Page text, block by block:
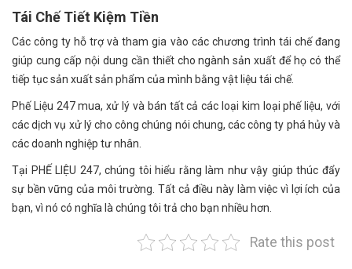
Tái Chế Tiết Kiệm Tiền
Các công ty hỗ trợ và tham gia vào các chương trình tái chế đang
giúp cung cấp nội dung cần thiết cho ngành sản xuất để họ có thể
tiếp tục sản xuất sản phẩm của mình bằng vật liệu tái chế.
Phế Liệu 247 mua, xử lý và bán tất cả các loại kim loại phế liệu, với
các dịch vụ xử lý cho công chúng nói chung, các công ty phá hủy và
các doanh nghiệp tư nhân.
Tại PHẾ LIỆU 247, chúng tôi hiểu rằng làm như vậy giúp thúc đẩy
sự bền vững của môi trường. Tất cả điều này làm việc vì lợi ích của
bạn, vì nó có nghĩa là chúng tôi trả cho bạn nhiều hơn.
Rate this post